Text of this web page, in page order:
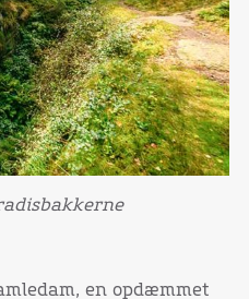
en opdæmmet